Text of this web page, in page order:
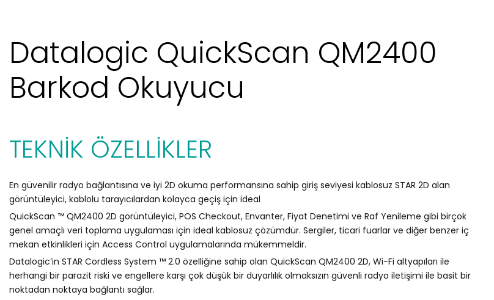
Datalogic QuickScan QM2400
Barkod Okuyucu
TEKNİK ÖZELLİKLER
En güvenilir radyo bağlantısına ve iyi 2D okuma performansına sahip giriş seviyesi kablosuz STAR 2D alan
görüntüleyici, kablolu tarayıcılardan kolayca geçiş için ideal
QuickScan ™ QM2400 2D görüntüleyici, POS Checkout, Envanter, Fiyat Denetimi ve Raf Yenileme gibi birçok
genel amaçlı veri toplama uygulaması için ideal kablosuz çözümdür. Sergiler, ticari fuarlar ve diğer benzer iç
mekan etkinlikleri için Access Control uygulamalarında mükemmeldir.
Datalogic’in STAR Cordless System ™ 2.0 özelliğine sahip olan QuickScan QM2400 2D, Wi-Fi altyapıları ile
herhangi bir parazit riski ve engellere karşı çok düşük bir duyarlılık olmaksızın güvenli radyo iletişimi ile basit bir
noktadan noktaya bağlantı sağlar.